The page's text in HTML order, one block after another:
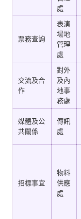
處
票務查詢
表演
場地
管理
處
交流及合
作
對外
及內
地事
務處
媒體及公
共關係
傳訊
處
招標事宜
物料
供應
處